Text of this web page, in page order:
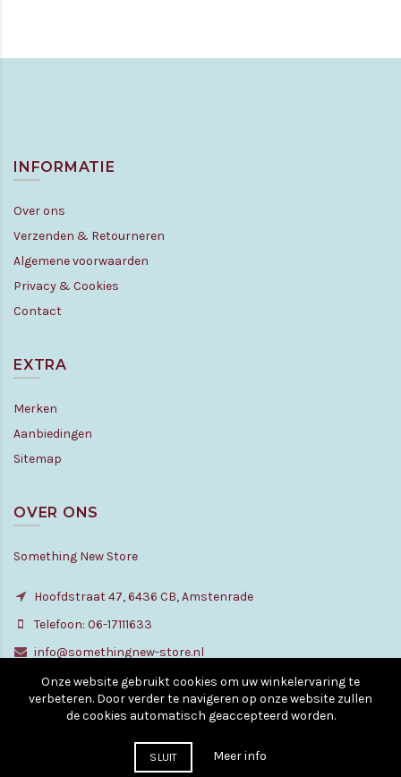
INFORMATIE
Over ons
Verzenden & Retourneren
Algemene voorwaarden
Privacy & Cookies
Contact
EXTRA
Merken
Aanbiedingen
Sitemap
OVER ONS
Something New Store
Hoofdstraat 47, 6436 CB, Amstenrade
Telefoon: 06-17111633
info@somethingnew-store.nl
© Copyright - All rights reserved. 2010 - 2026
Onze website gebruikt cookies om uw winkelervaring te
verbeteren. Door verder te navigeren op onze website zullen
de cookies automatisch geaccepteerd worden.
SLUIT Meer info